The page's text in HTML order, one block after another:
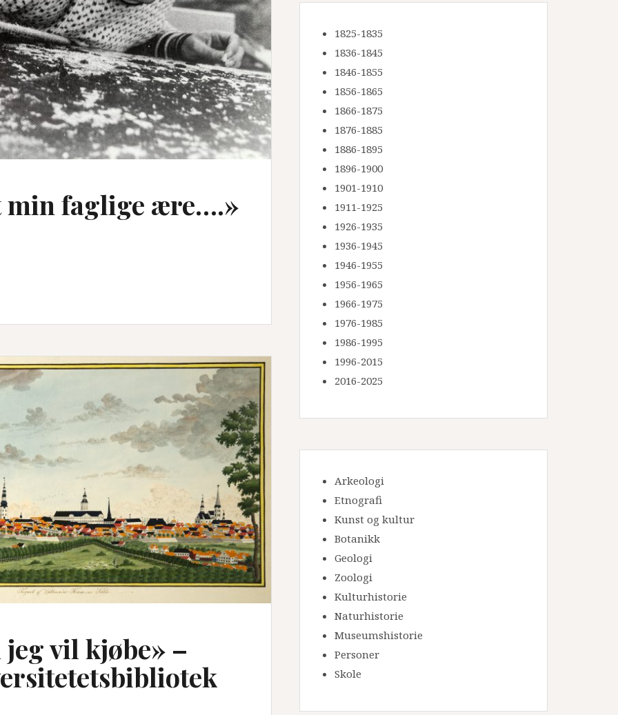
min faglige ære….»
jeg vil kjøbe» –
1825-1835
1836-1845
1846-1855
1856-1865
1866-1875
1876-1885
1886-1895
1896-1900
1901-1910
1911-1925
1926-1935
1936-1945
1946-1955
1956-1965
1966-1975
1976-1985
1986-1995
1996-2015
2016-2025
Arkeologi
Etnografi
Kunst og kultur
Botanikk
Geologi
Zoologi
Kulturhistorie
Naturhistorie
Museumshistorie
Personer
Skole